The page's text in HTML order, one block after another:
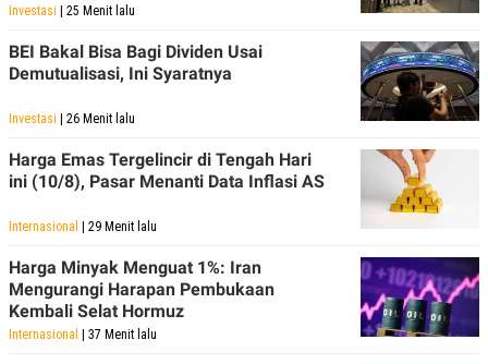
Investasi | 25 Menit lalu
BEI Bakal Bisa Bagi Dividen Usai
Demutualisasi, Ini Syaratnya
Investasi | 26 Menit lalu
Harga Emas Tergelincir di Tengah Hari
ini (10/8), Pasar Menanti Data Inflasi AS
Internasional | 29 Menit lalu
Harga Minyak Menguat 1%: Iran
Mengurangi Harapan Pembukaan
Kembali Selat Hormuz
Internasional | 37 Menit lalu